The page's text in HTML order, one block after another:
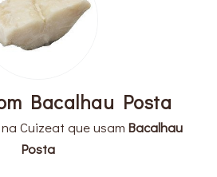
Bacalhau Posta
Cuizeat que usam Bacalhau
Posta